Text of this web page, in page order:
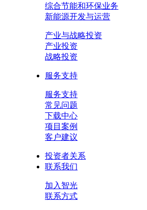
综合节能和环保业务
新能源开发与运营
产业与战略投资
产业投资
战略投资
服务支持
服务支持
常见问题
下载中心
项目案例
客户建议
投资者关系
联系我们
加入智光
联系方式